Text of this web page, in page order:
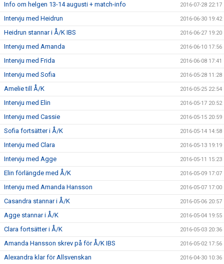
Info om helgen 13-14 augusti + match-info 2016-07-28 22:17
Intervju med Heidrun 2016-06-30 19:42
Heidrun stannar i Å/K IBS 2016-06-27 19:20
Intervju med Amanda 2016-06-10 17:56
Intervju med Frida 2016-06-08 17:41
Intervju med Sofia 2016-05-28 11:28
Amelie till Å/K 2016-05-25 22:54
Intervju med Elin 2016-05-17 20:52
Intervju med Cassie 2016-05-15 20:59
Sofia fortsätter i Å/K 2016-05-14 14:58
Intervju med Clara 2016-05-13 19:19
Intervju med Agge 2016-05-11 15:23
Elin förlängde med Å/K 2016-05-09 17:07
Intervju med Amanda Hansson 2016-05-07 17:00
Casandra stannar i Å/K 2016-05-06 20:57
Agge stannar i Å/K 2016-05-04 19:55
Clara fortsätter i Å/K 2016-05-03 20:36
Amanda Hansson skrev på för Å/K IBS 2016-05-02 17:56
Alexandra klar för Allsvenskan 2016-04-30 10:36